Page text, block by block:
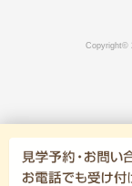
企業や団体等に提供
社、その他第三者に
がある場合は、関係
にはご本人確認をさ
お、やむを得ない事
場合は、お問い合わ
Copyright©